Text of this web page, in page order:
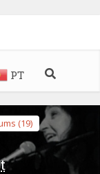
PT
(19)